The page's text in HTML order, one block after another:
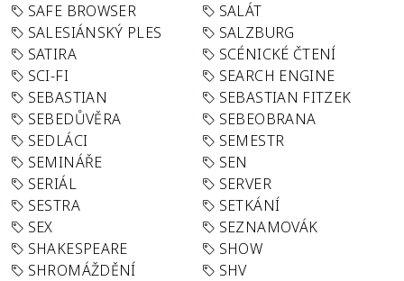
SAFE BROWSER
SALÁT
SALESIÁNSKÝ PLES
SALZBURG
SATIRA
SCÉNICKÉ ČTENÍ
SCI-FI
SEARCH ENGINE
SEBASTIAN
SEBASTIAN FITZEK
SEBEDŮVĚRA
SEBEOBRANA
SEDLÁCI
SEMESTR
SEMINÁŘE
SEN
SERIÁL
SERVER
SESTRA
SETKÁNÍ
SEX
SEZNAMOVÁK
SHAKESPEARE
SHOW
SHROMÁŽDĚNÍ
SHV